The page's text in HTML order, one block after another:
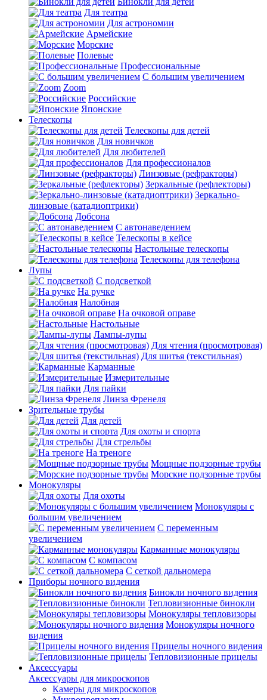
Для театра
Для астрономии
Армейские
Морские
Полевые
Профессиональные
С большим увеличением
Zoom
Российские
Японские
Телескопы
Телескопы для детей
Для новичков
Для любителей
Для профессионалов
Линзовые (рефракторы)
Зеркальные (рефлекторы)
Зеркально-
линзовые (катадиоптрики)
Добсона
С автонаведением
Телескопы в кейсе
Настольные телескопы
Телескопы для телефона
Лупы
С подсветкой
На ручке
Налобная
На очковой оправе
Настольные
Лампы-лупы
Для чтения (просмотровая)
Для шитья (текстильная)
Карманные
Измерительные
Для пайки
Линза Френеля
Зрительные трубы
Для детей
Для охоты и спорта
Для стрельбы
На треноге
Мощные подзорные трубы
Морские подзорные трубы
Монокуляры
Для охоты
Монокуляры с
большим увеличением
С переменным
увеличением
Карманные монокуляры
С компасом
С сеткой дальномера
Приборы ночного видения
Бинокли ночного видения
Тепловизионные бинокли
Монокуляры тепловизоры
Монокуляры ночного
видения
Прицелы ночного видения
Тепловизионные прицелы
Аксессуары
Аксессуары для микроскопов
Камеры для микроскопов